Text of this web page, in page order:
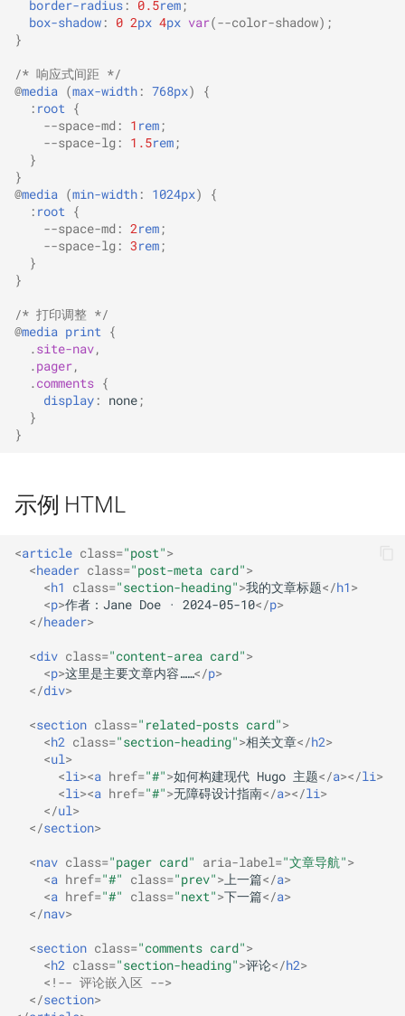
border-radius : 0.5rem;
box-shadow : 0 2px 4px var(--color-shadow);
}
/* 响应式间距 */
@media (max-width : 768px)
{
: root
{
--space-md : 1 rem;
--space-lg : 1.5rem;
}
}
@media (min-width : 1024px)
{
: root
{
--space-md : 2rem;
--space-lg : 3rem;
}
}
/* 打印调整 */
@media print
{
. site-nav,
. pager,
. comments {
display : none;
}
}
示例 HTML
<article class="post">
<header class="post-meta card">
<h1 class="section-heading">我的文章标题</h1>
<p>作者：Jane Doe · 2024-05-10</p>
</header>
<div class="content-area card">
<p>这里是主要文章内容……</p>
</div>
<section class="related-posts card">
<h2 class="section-heading">相关文章</h2>
<ul>
<li><a href="#">如何构建现代 Hugo 主题</a></li>
<li><a href="#">无障碍设计指南</a></li>
</ul>
</section>
<nav class="pager card" aria-label="文章导航">
<a href="#" class="prev"> 上一篇</a>
<a href="#" class="next">下一篇</a>
</nav>
<section class="comments card">
<h2 class="section-heading">评论</h2>
<!-- 评论嵌入区 -->
</section>